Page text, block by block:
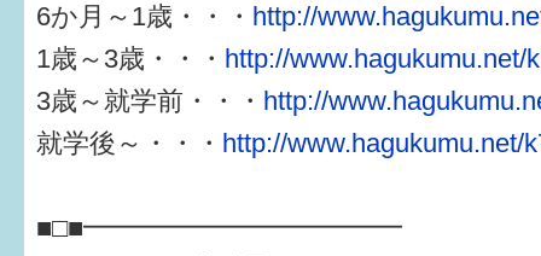
6か月～1歳・・・ http://
1歳～3歳・・・ http://www.hagukumu.net/
3歳～就学前・・・ http://
就学後～・・・ http://www.hagukumu.net/
■□■━━━━━━━━━━━━